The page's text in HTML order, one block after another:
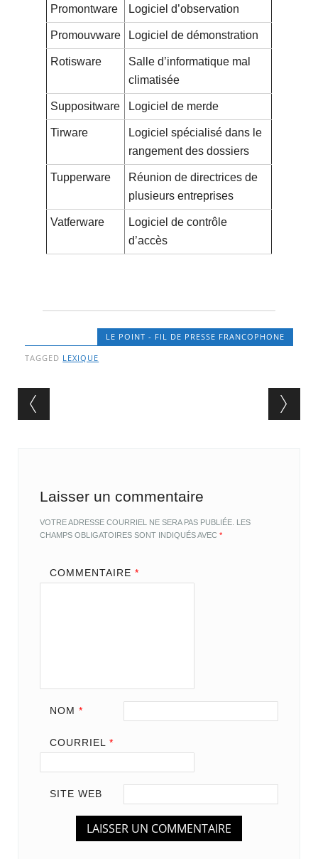
Promontware Logiciel d’observation
Promouvware Logiciel de démonstration
Rotisware
Salle d’informatique mal
climatisée
Suppositware Logiciel de merde
Tirware
Logiciel spécialisé dans le
rangement des dossiers
Tupperware
Réunion de directrices de
plusieurs entreprises
Vatferware
Logiciel de contrôle
d’accès
LE POINT - FIL DE PRESSE FRANCOPHONE
TAGGED LEXIQUE
Post navigation
Laisser un commentaire
VOTRE ADRESSE COURRIEL NE SERA PAS PUBLIÉE. LES
CHAMPS OBLIGATOIRES SONT INDIQUÉS AVEC*
COMMENTAIRE *
NOM *
COURRIEL *
SITE WEB